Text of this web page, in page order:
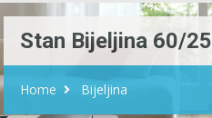
Stan Bijeljina 60/25
Home Bijeljina